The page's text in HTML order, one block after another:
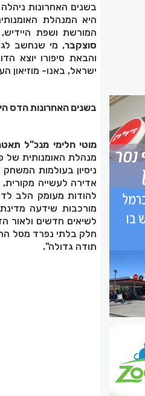
בשנים האחרונות
היא המנהלת
המורשת ושפת
סוצקבר, מי שנחשב
והבאת סיפורו יוצא
ישראל, באנו- מוזיאון
בשנים האחרונות הדס
מוטי חלימי מנכ"ל
מנהלת האומנותית של
ניסיון בעולמות
אדירה לעשייה מקורית,
להודות מעומק הלב
מורכבות שידעה
לשיאים חדשים ולאור
חלק בלתי נפרד מסל
תודה גדולה".